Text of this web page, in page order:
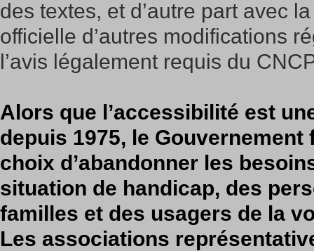
des textes, et d’autre part avec
officielle d’autres modifications
l’avis légalement requis du
Alors que l’accessibilité est
depuis 1975, le Gouvernement
choix d’abandonner les
situation de handicap, des
familles et des usagers de la
Les associations